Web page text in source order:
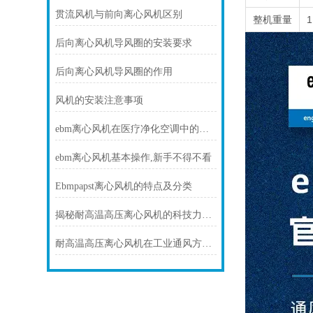
贯流风机与前向离心风机区别
后向离心风机导风圈的安装要求
后向离心风机导风圈的作用
风机的安装注意事项
ebm离心风机在医疗净化空调中的静音与洁净优势
ebm离心风机基本操作,新手不得不看
Ebmpapst离心风机的特点及分类
揭秘耐高温高压离心风机的科技力量！
耐高温高压离心风机在工业通风方面发挥着重要作用
整机重量